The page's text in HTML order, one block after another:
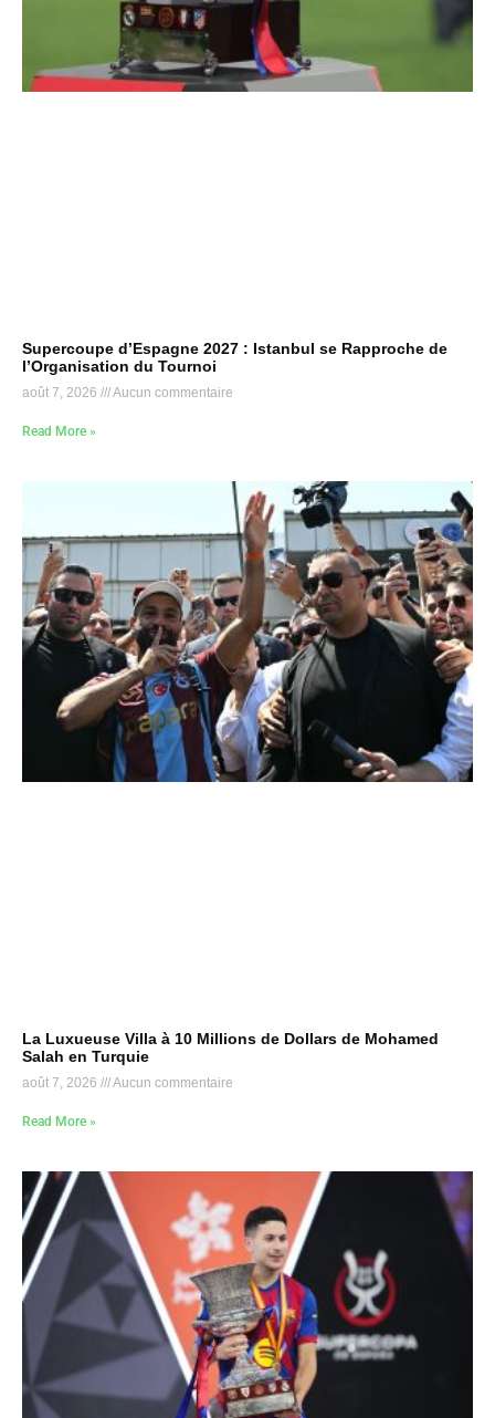
Supercoupe d’Espagne 2027 : Istanbul se Rapproche de
l’Organisation du Tournoi
août 7, 2026 Aucun commentaire
Read More »
La Luxueuse Villa à 10 Millions de Dollars de Mohamed
Salah en Turquie
août 7, 2026 Aucun commentaire
Read More »